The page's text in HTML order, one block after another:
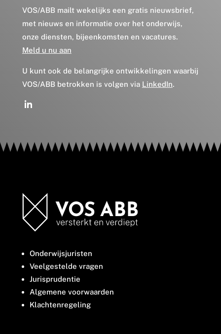
VOS/ABB mailt wekelijks een gratis nieuwsbrief,
met nieuws en informatie over het onderwijs,
onze diensten, bijeenkomsten en vacatures.
Meld u nu aan
U kunt ook de belangrijke ontwikkelingen waarbij
VOS/ABB betrokken is volgen via LinkedIn.
Onderwijsjuristen
Veelgestelde vragen
Jurisprudentie
Algemene voorwaarden
Klachtenregeling